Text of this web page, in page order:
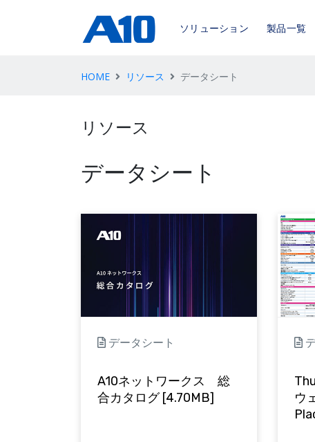
ソリューション 製品一覧
HOME リソース データシート
リソース
データシート
データシート
A10ネットワークス 総
合カタログ [4.70MB]
ウ